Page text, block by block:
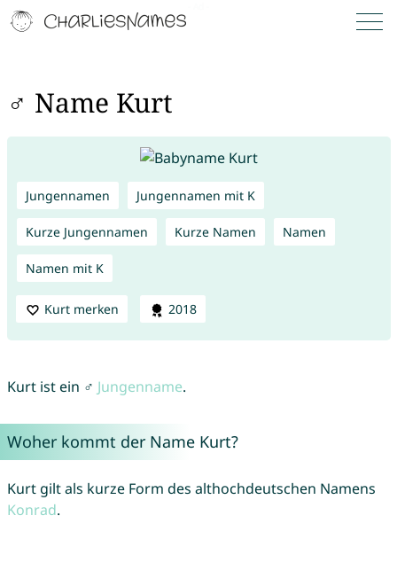
♂ Name Kurt
Jungennamen Jungennamen mit K
Kurze Jungennamen Kurze Namen Namen
Namen mit K
Kurt merken 2018
Kurt ist ein ♂ Jungenname.
Woher kommt der Name Kurt?
Kurt gilt als kurze Form des althochdeutschen Namens
Konrad.